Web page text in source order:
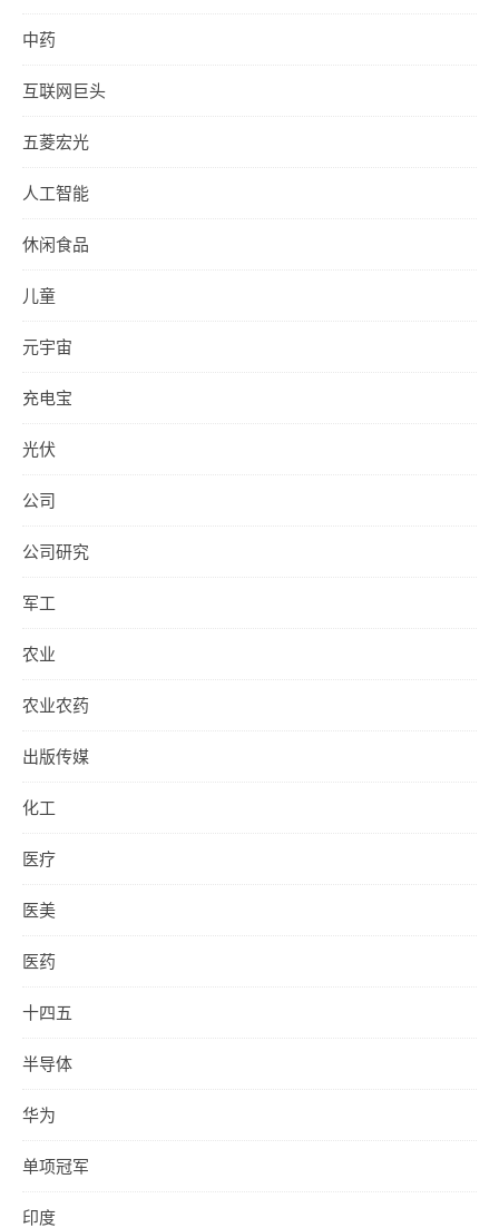
中药
互联网巨头
五菱宏光
人工智能
休闲食品
儿童
元宇宙
充电宝
光伏
公司
公司研究
军工
农业
农业农药
出版传媒
化工
医疗
医美
医药
十四五
半导体
华为
单项冠军
印度